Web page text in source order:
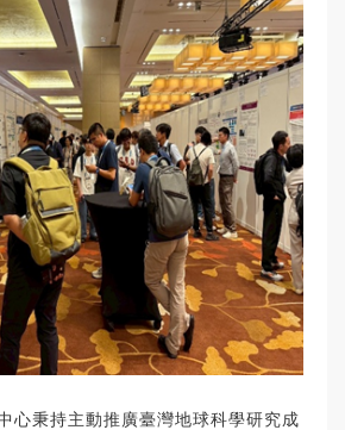
心秉持主動推廣臺灣地球科學研究成